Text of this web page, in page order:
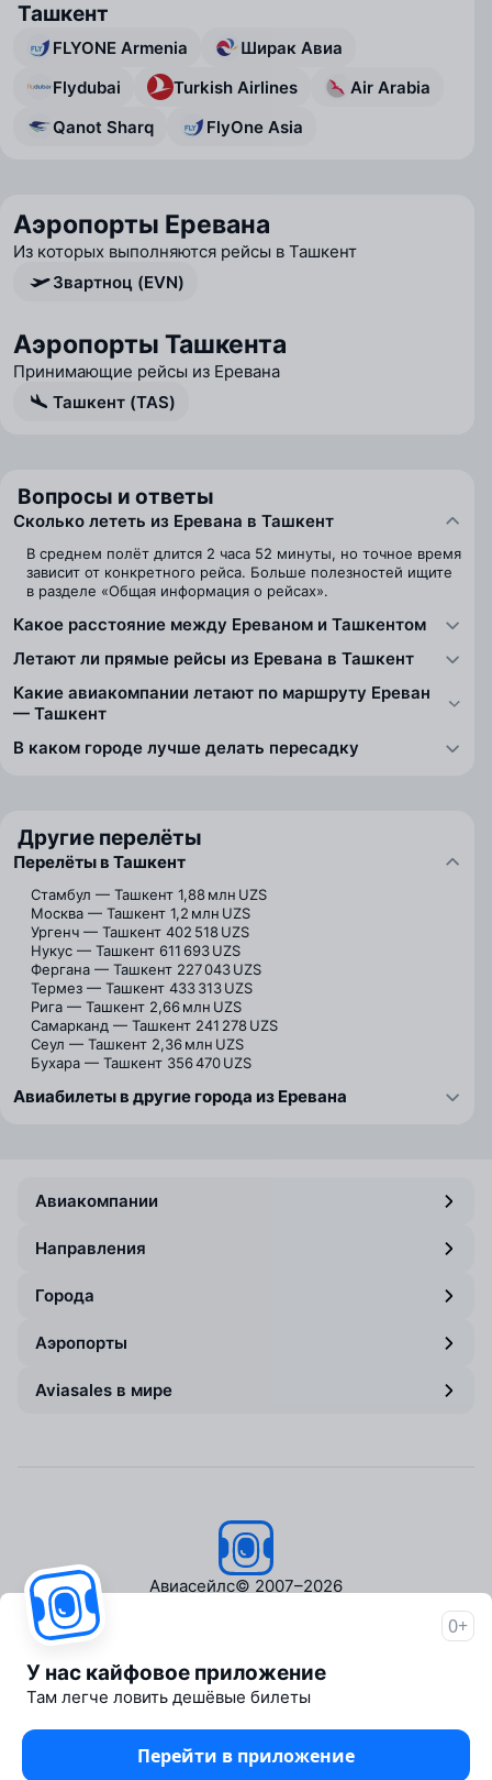
Ташкент
FLYONE Armenia
Ширак Авиа
Flydubai
Turkish Airlines
Air Arabia
Qanot Sharq
FlyOne Asia
Аэропорты Еревана
Из которых выполняются рейсы в Ташкент
Звартноц (EVN)
Аэропорты Ташкента
Принимающие рейсы из Еревана
Ташкент (TAS)
Вопросы и ответы
Сколько лететь из Еревана в Ташкент
В среднем полёт длится 2 часа 52 минуты, но точное время
зависит от конкретного рейса. Больше полезностей ищите
в разделе «Общая информация о рейсах».
Какое расстояние между Ереваном и Ташкентом
Летают ли прямые рейсы из Еревана в Ташкент
Какие авиакомпании летают по маршруту Ереван
— Ташкент
В каком городе лучше делать пересадку
Другие перелёты
Перелёты в Ташкент
Стамбул — Ташкент 1,88 млн UZS
Москва — Ташкент 1,2 млн UZS
Ургенч — Ташкент 402 518 UZS
Нукус — Ташкент 611 693 UZS
Фергана — Ташкент 227 043 UZS
Термез — Ташкент 433 313 UZS
Рига — Ташкент 2,66 млн UZS
Самарканд — Ташкент 241 278 UZS
Сеул — Ташкент 2,36 млн UZS
Бухара — Ташкент 356 470 UZS
Авиабилеты в другие города из Еревана
Авиакомпании
Направления
Города
Аэропорты
Aviasales в мире
Авиасейлс© 2007–2026
Пресс‑центр
Travelpayouts
Партнёрская программа
Медиа Yo'lovchi
Трэвел‑медиа Aviasales.uz
0+
У нас кайфовое приложение
Там легче ловить дешёвые билеты
Перейти в приложение